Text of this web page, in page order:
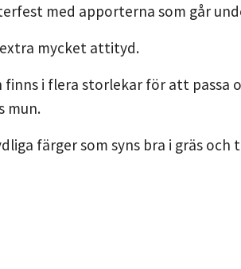
med apporterna som går
mycket attityd.
i flera storlekar för att passa
mun.
färger som syns bra i gräs och